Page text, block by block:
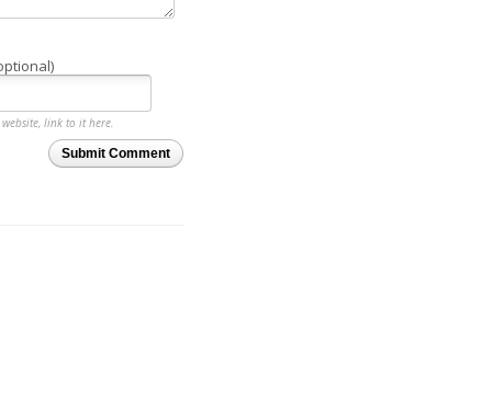
link to it here.
Submit Comment